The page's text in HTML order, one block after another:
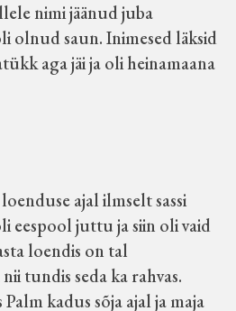
nimi jäänud juba
olnud saun. Inimesed läksid
aga jäi ja oli heinamaana
ajal ilmselt sassi
eespool juttu ja siin oli vaid
loendis on tal
nii tundis seda ka rahvas.
kadus sõja ajal ja maja